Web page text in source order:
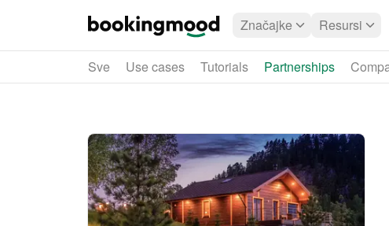
Značajke Resursi
Sve Use cases Tutorials Partnerships